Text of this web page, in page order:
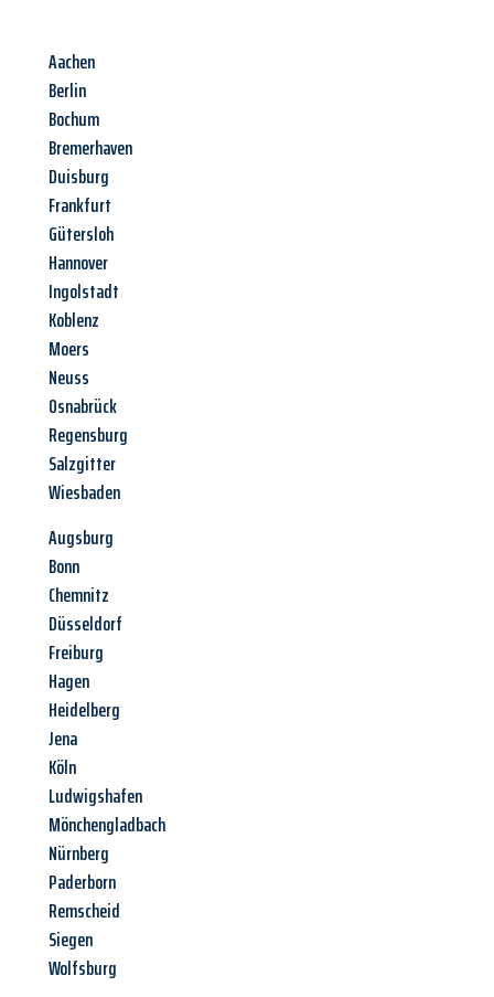
Aachen
Berlin
Bochum
Bremerhaven
Duisburg
Frankfurt
Gütersloh
Hannover
Ingolstadt
Koblenz
Moers
Neuss
Osnabrück
Regensburg
Salzgitter
Wiesbaden
Augsburg
Bonn
Chemnitz
Düsseldorf
Freiburg
Hagen
Heidelberg
Jena
Köln
Ludwigshafen
Mönchengladbach
Nürnberg
Paderborn
Remscheid
Siegen
Wolfsburg